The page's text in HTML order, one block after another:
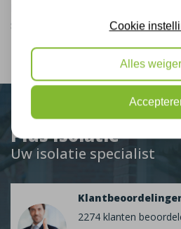
Plus Isolatie
Uw isolatie specialist
2274 klanten
spouwmuur van de buren.
Cookie
Alles